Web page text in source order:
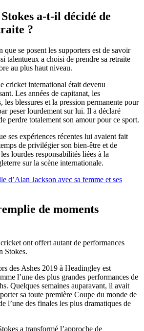
a-t-il décidé de
?
que se posent les supporters est de savoir
talentueux a choisi de prendre sa retraite
au plus haut niveau.
cricket international était devenu
Les années de capitanat, les
les blessures et la pression permanente pour
peser lourdement sur lui. Il a déclaré
perdre totalement son amour pour ce sport.
ses expériences récentes lui avaient fait
de privilégier son bien-être et de
lourdes responsabilités liées à la
sur la scène internationale.
d’Alan Jackson avec sa femme et ses
de moments
ont offert autant de performances
Stokes.
des Ashes 2019 à Headingley est
l’une des plus grandes performances de
Quelques semaines auparavant, il avait
sa toute première Coupe du monde de
l’une des finales les plus dramatiques de
a transformé l’approche de